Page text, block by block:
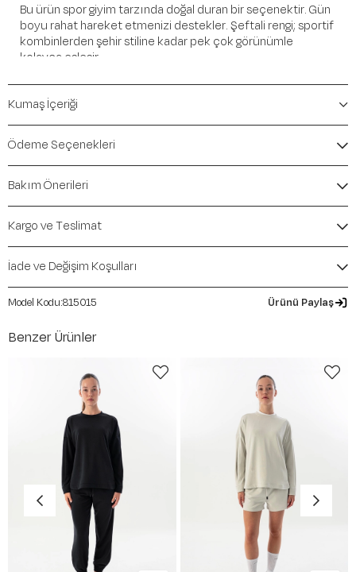
Bu ürün spor giyim tarzında doğal duran bir seçenektir. Gün
boyu rahat hareket etmenizi destekler. Şeftali rengi; sportif
kombinlerden şehir stiline kadar pek çok görünümle
kolayca eşleşir.
Öne Çıkan Detaylar
Marka:Maraton
Renk:Şeftali
İçerik / Bileşen:
Polyester %10 Elastane
Kalıp / Form:
Kumaş İçeriği
Ödeme Seçenekleri
Bakım Önerileri
Kargo ve Teslimat
İade ve Değişim Koşulları
815015 Ürünü Paylaş
Benzer Ürünler